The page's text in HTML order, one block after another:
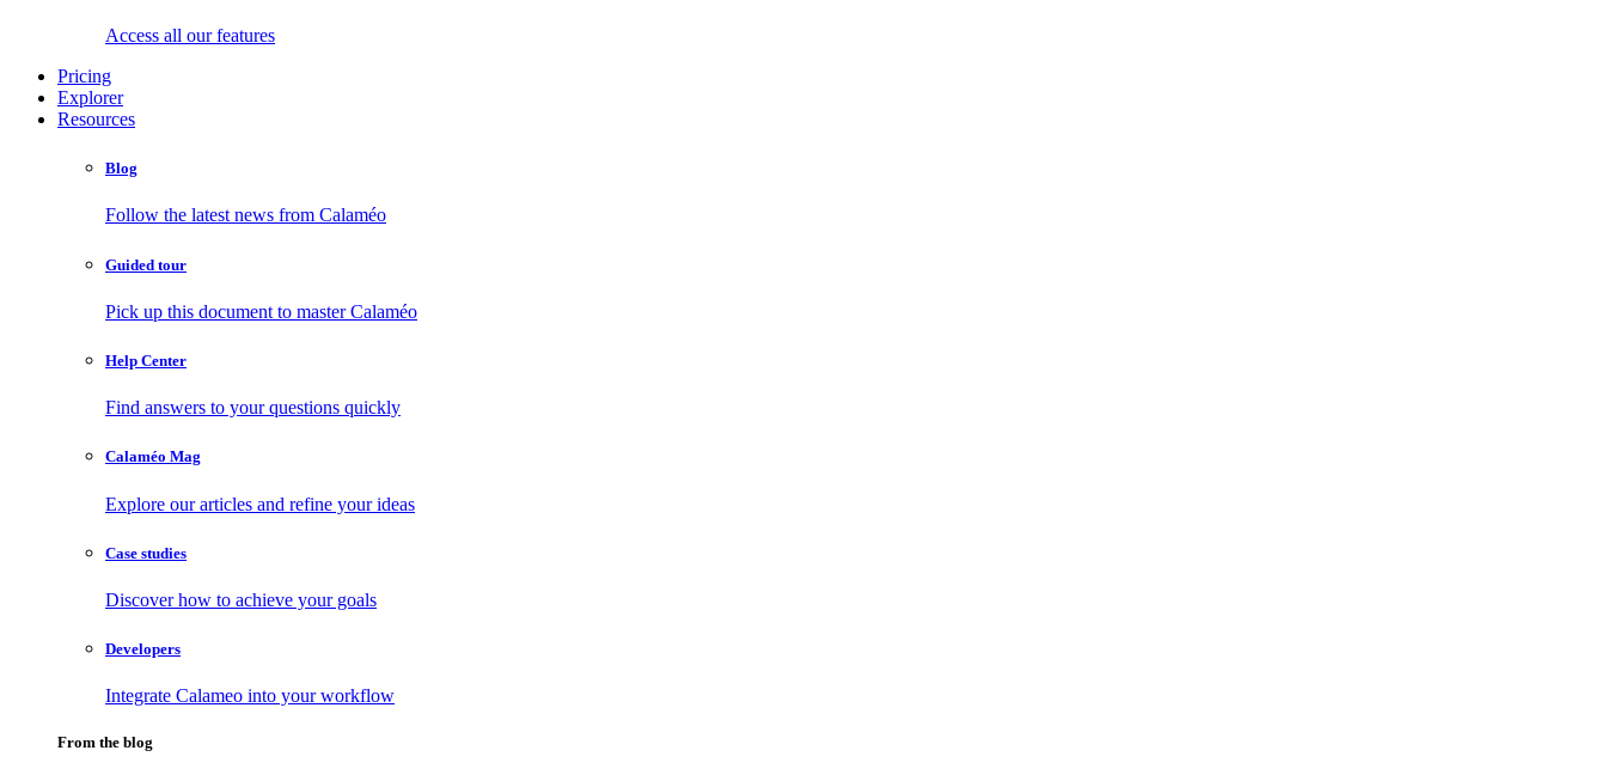
Access all our features
Pricing
Explorer
Resources
Blog
Follow the latest news from Calaméo
Guided tour
Pick up this document to master Calaméo
Help Center
Find answers to your questions quickly
Calaméo Mag
Explore our articles and refine your ideas
Case studies
Discover how to achieve your goals
Developers
Integrate Calameo into your workflow
From the blog